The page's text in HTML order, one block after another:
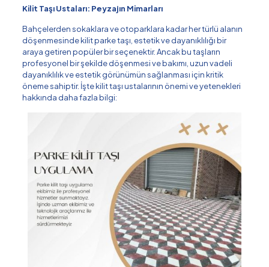
Kilit Taşı Ustaları: Peyzajın Mimarları
Bahçelerden sokaklara ve otoparklara kadar her türlü alanın
döşenmesinde kilit parke taşı, estetik ve dayanıklılığı bir
araya getiren popüler bir seçenektir. Ancak bu taşların
profesyonel bir şekilde döşenmesi ve bakımı, uzun vadeli
dayanıklılık ve estetik görünümün sağlanması için kritik
öneme sahiptir. İşte kilit taşı ustalarının önemi ve yetenekleri
hakkında daha fazla bilgi: